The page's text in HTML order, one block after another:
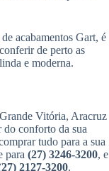
acabamentos Gart, é
de perto as
e moderna.
Vitória, Aracruz
do conforto da sua
tudo para a sua
para (27) 3246-3200, e
2127-3200.